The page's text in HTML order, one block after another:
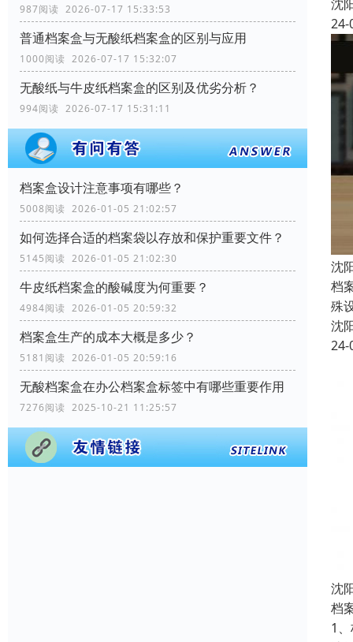
987阅读 2026-07-17 15:33:53
普通档案盒与无酸纸档案盒的区别与应用
1000阅读 2026-07-17 15:32:07
无酸纸与牛皮纸档案盒的区别及优劣分析？
994阅读 2026-07-17 15:31:11
档案盒设计注意事项有哪些？
5008阅读 2026-01-05 21:02:57
如何选择合适的档案袋以存放和保护重要文件？
5145阅读 2026-01-05 21:02:30
牛皮纸档案盒的酸碱度为何重要？
4984阅读 2026-01-05 20:59:32
档案盒生产的成本大概是多少？
5181阅读 2026-01-05 20:59:16
无酸档案盒在办公档案盒标签中有哪些重要作用
7276阅读 2025-10-21 11:25:57
沈
24-
沈
档
殊
沈
24-
沈
档
1